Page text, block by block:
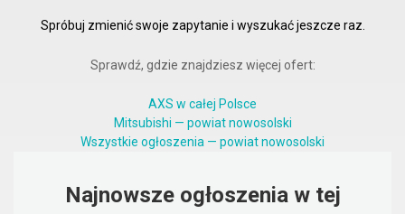
Spróbuj zmienić swoje zapytanie i wyszukać jeszcze raz.
Sprawdź, gdzie znajdziesz więcej ofert:
AXS w całej Polsce
Mitsubishi — powiat nowosolski
Wszystkie ogłoszenia — powiat nowosolski
Najnowsze ogłoszenia w tej